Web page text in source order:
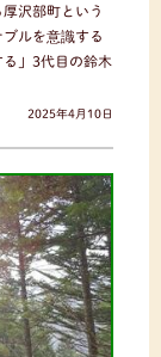
沢部町という
ルを意識する
」3代目の鈴木
2025年4月10日